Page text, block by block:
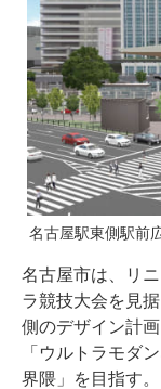
名古屋駅東側駅前
名古屋市は、リ
ラ競技大会を見
側のデザイン計
「ウルトラモダ
界隈」を目指す。